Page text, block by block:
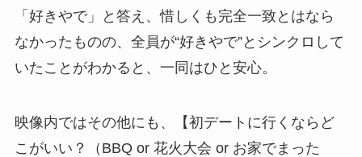
「好きやで」と答え、惜しくも完全一致とはなら
なかったものの、全員が“好きやで”とシンクロして
いたことがわかると、一同はひと安心。
映像内ではその他にも、【初デートに行くならど
こがいい？（BBQ or 花火大会 or お家でまった